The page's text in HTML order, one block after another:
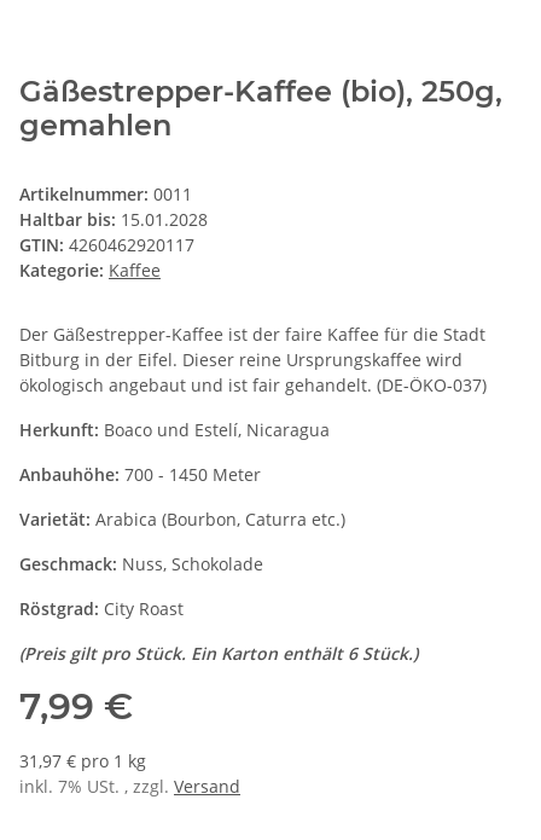
Gäßestrepper-Kaffee (bio), 250g,
gemahlen
Artikelnummer: 0011
Haltbar bis: 15.01.2028
GTIN: 4260462920117
Kategorie: Kaffee
Der Gäßestrepper-Kaffee ist der faire Kaffee für die Stadt
Bitburg in der Eifel. Dieser reine Ursprungskaffee wird
ökologisch angebaut und ist fair gehandelt. (DE-ÖKO-037)
Herkunft: Boaco und Estelí, Nicaragua
Anbauhöhe: 700 - 1450 Meter
Varietät: Arabica (Bourbon, Caturra etc.)
Geschmack: Nuss, Schokolade
Röstgrad: City Roast
(Preis gilt pro Stück. Ein Karton enthält 6 Stück.)
7,99 €
31,97 € pro 1 kg
inkl. 7% USt. , zzgl. Versand